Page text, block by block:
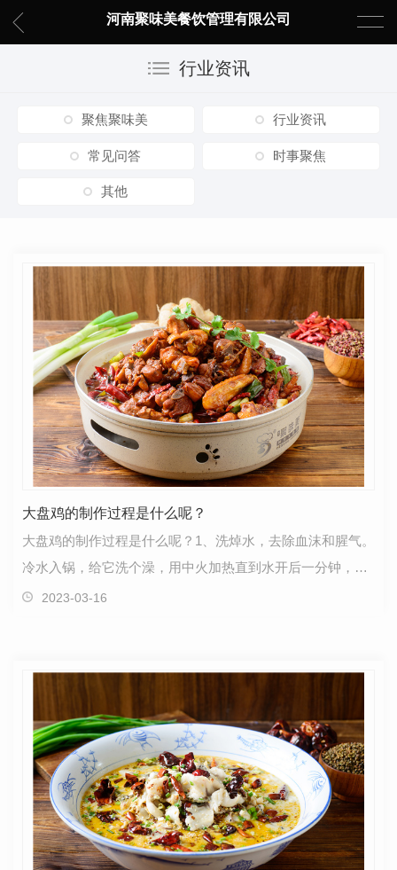
河南聚味美餐饮管理有限公司
行业资讯
聚焦聚味美 行业资讯
常见问答 时事聚焦
其他
大盘鸡的制作过程是什么呢？
大盘鸡的制作过程是什么呢？1、洗焯水，去除血沫和腥气。
冷水入锅，给它洗个澡，用中火加热直到水开后一分钟，然
后捞出清洗。这一步是为了去除鸡块的体液和血块，…
2023-03-16